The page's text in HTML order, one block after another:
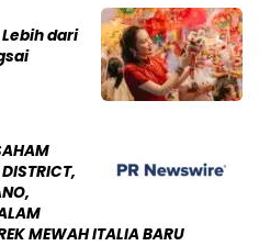
dari
MEWAH ITALIA BARU